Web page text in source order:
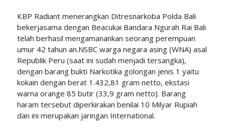
KBP Radiant menerangkan Ditresnarkoba Polda Bali
bekerjasama dengan Beacukai Bandara Ngurah Rai Bali
telah berhasil mengamanankan seorang perempuan
umur 42 tahun an.NSBC warga negara asing (WNA) asal
Republik Peru (saat ini sudah menjadi tersangka),
dengan barang bukti Narkotika golongan jenis 1 yaitu
kokain dengan berat 1.432,81 gram netto, ekstasi
warna orange 85 butir (33,9 gram netto). Barang
haram tersebut diperkirakan benilai 10 Milyar Rupiah
dan ini merupakan jaringan International.